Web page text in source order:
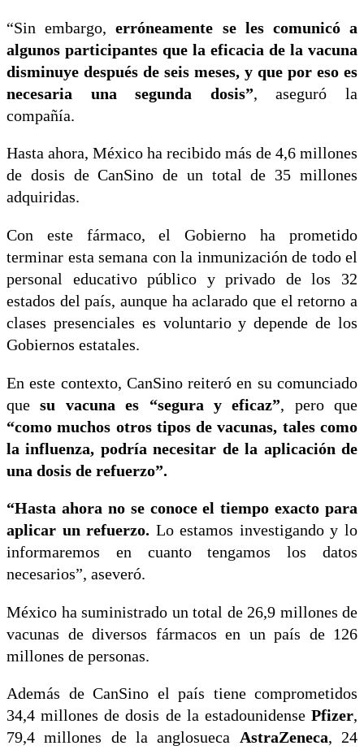
“Sin embargo,erróneamente se les comunicó a
algunos participantes que la eficacia de la vacuna
disminuye después de seis meses, y que por eso es
necesaria una segunda dosis”, aseguró la
compañía.
Hasta ahora, México ha recibido más de 4,6 millones
de dosis de CanSino de un total de 35 millones
adquiridas.
Con este fármaco, el Gobierno ha prometido
terminar esta semana con la inmunización de todo el
personal educativo público y privado de los 32
estados del país, aunque ha aclarado que el retorno a
clases presenciales es voluntario y depende de los
Gobiernos estatales.
En este contexto, CanSino reiteró en su comunciado
quesu vacuna es “segura y eficaz”, pero que
“como muchos otros tipos de vacunas, tales como
la influenza, podría necesitar de la aplicación de
una dosis de refuerzo”.
“Hasta ahora no se conoce el tiempo exacto para
aplicar un refuerzo. Lo estamos investigando y lo
informaremos en cuanto tengamos los datos
necesarios”, aseveró.
México ha suministrado un total de 26,9 millones de
vacunas de diversos fármacos en un país de 126
millones de personas.
Además de CanSino el país tiene comprometidos
34,4 millones de dosis de la estadounidense Pfizer,
79,4 millones de la anglosueca AstraZeneca, 24